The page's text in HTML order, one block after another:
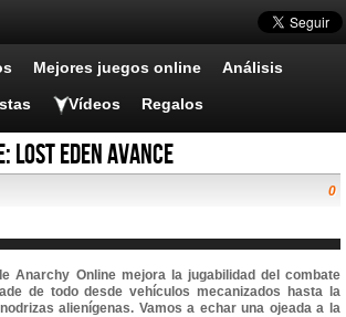
Mejores juegos online Análisis
Vídeos Regalos
Lost Eden Avance
0
Anarchy Online mejora la jugabilidad del combate
de todo desde vehículos mecanizados hasta la
alienígenas. Vamos a echar una ojeada a la